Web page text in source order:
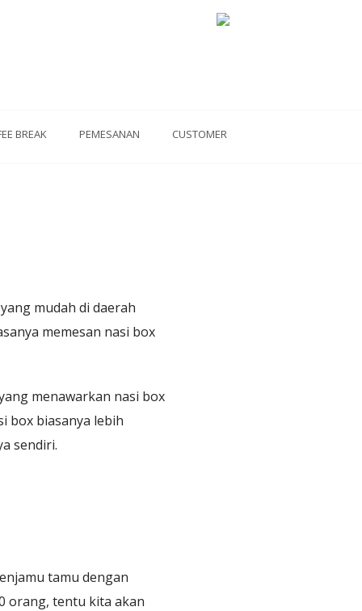
BREAK PEMESANAN CUSTOMER
mudah di daerah
memesan nasi box
menawarkan nasi box
box biasanya lebih
sendiri.
tamu dengan
orang, tentu kita akan